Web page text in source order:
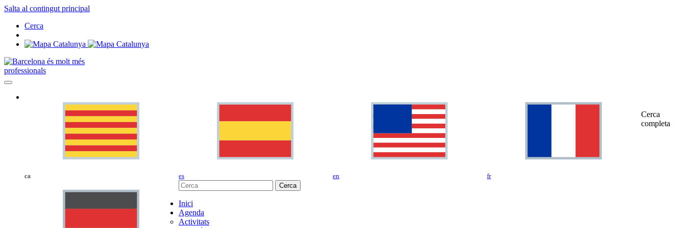
Salta al contingut principal
Cerca
professionals
ca es en fr
Cerca
completa
Cerca
Inici
Agenda
Activitats